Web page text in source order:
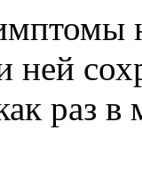
ней
раз в